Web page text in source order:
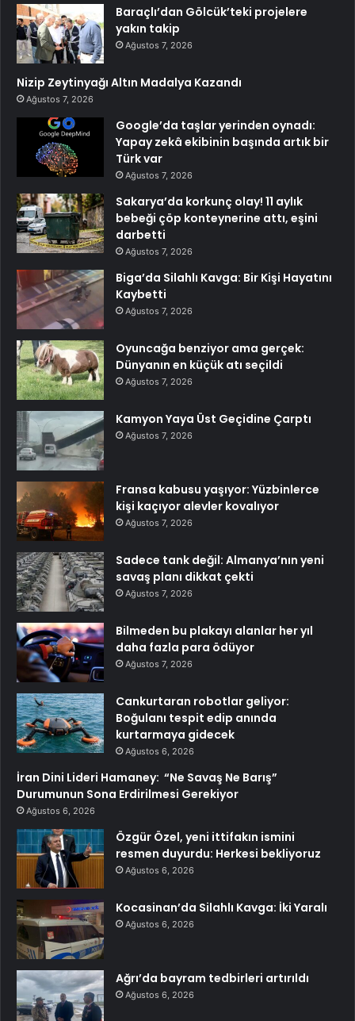
Baraçlı’dan Gölcük’teki projelere
yakın takip
Ağustos 7, 2026
Nizip Zeytinyağı Altın Madalya Kazandı
Ağustos 7, 2026
Google’da taşlar yerinden oynadı:
Yapay zekâ ekibinin başında artık bir
Türk var
Ağustos 7, 2026
Sakarya’da korkunç olay! 11 aylık
bebeği çöp konteynerine attı, eşini
darbetti
Ağustos 7, 2026
Biga’da Silahlı Kavga: Bir Kişi Hayatını
Kaybetti
Ağustos 7, 2026
Oyuncağa benziyor ama gerçek:
Dünyanın en küçük atı seçildi
Ağustos 7, 2026
Kamyon Yaya Üst Geçidine Çarptı
Ağustos 7, 2026
Fransa kabusu yaşıyor: Yüzbinlerce
kişi kaçıyor alevler kovalıyor
Ağustos 7, 2026
Sadece tank değil: Almanya’nın yeni
savaş planı dikkat çekti
Ağustos 7, 2026
Bilmeden bu plakayı alanlar her yıl
daha fazla para ödüyor
Ağustos 7, 2026
Cankurtaran robotlar geliyor:
Boğulanı tespit edip anında
kurtarmaya gidecek
Ağustos 6, 2026
İran Dini Lideri Hamaney: “Ne Savaş Ne Barış”
Durumunun Sona Erdirilmesi Gerekiyor
Ağustos 6, 2026
Özgür Özel, yeni ittifakın ismini
resmen duyurdu: Herkesi bekliyoruz
Ağustos 6, 2026
Kocasinan’da Silahlı Kavga: İki Yaralı
Ağustos 6, 2026
Ağrı’da bayram tedbirleri artırıldı
Ağustos 6, 2026